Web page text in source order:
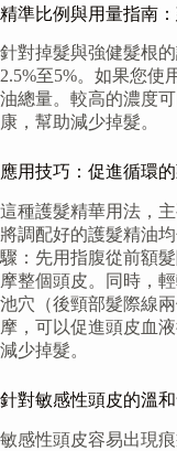
精準比例與用量指南
針對掉髮與強健髮根
2.5%至5%。如果您使
油總量。較高的濃度
康，幫助減少掉髮。
應用技巧：促進循環
這種護髮精華用法，
將調配好的護髮精油
驟：先用指腹從前額
摩整個頭皮。同時，
池穴（後頸部髮際線
摩，可以促進頭皮血
減少掉髮。
針對敏感性頭皮的溫
敏感性頭皮容易出現